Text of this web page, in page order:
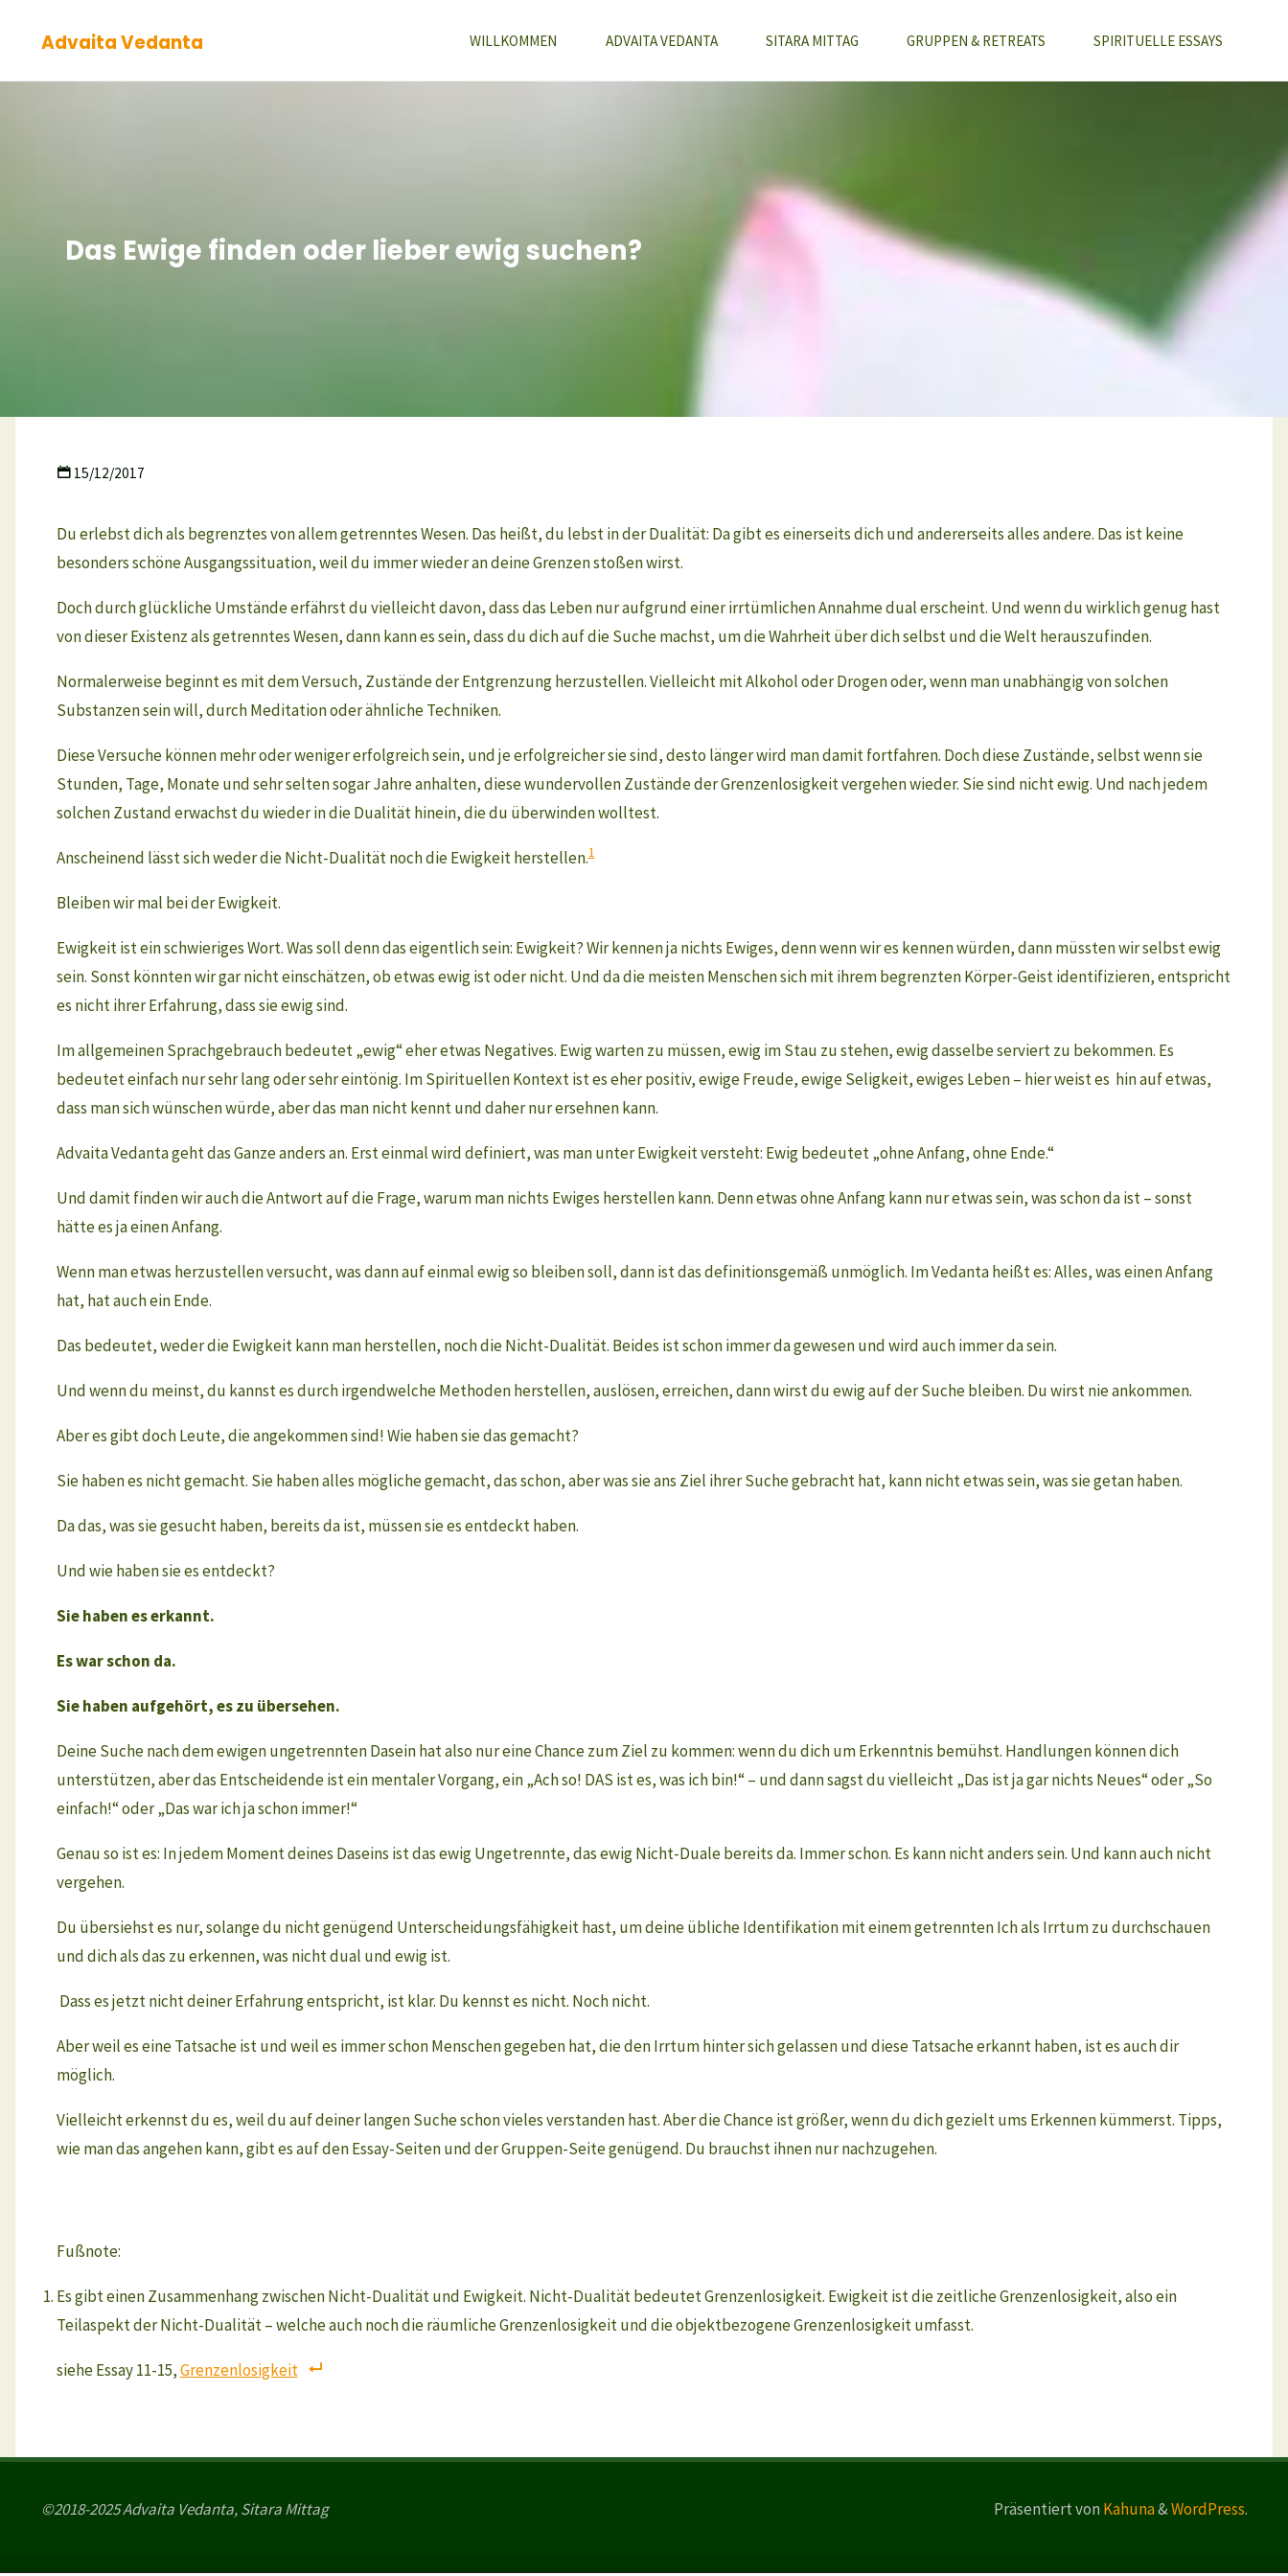
Advaita Vedanta WILLKOMMEN ADVAITA VEDANTA SITARA MITTAG GRUPPEN & RETREATS SPIRITUELLE ESSAYS
Das Ewige finden oder lieber ewig suchen?
15/12/2017
Du erlebst dich als begrenztes von allem getrenntes Wesen. Das heißt, du lebst in der Dualität: Da gibt es einerseits dich und andererseits alles andere. Das ist keine
besonders schöne Ausgangssituation, weil du immer wieder an deine Grenzen stoßen wirst.
Doch durch glückliche Umstände erfährst du vielleicht davon, dass das Leben nur aufgrund einer irrtümlichen Annahme dual erscheint. Und wenn du wirklich genug hast
von dieser Existenz als getrenntes Wesen, dann kann es sein, dass du dich auf die Suche machst, um die Wahrheit über dich selbst und die Welt herauszufinden.
Normalerweise beginnt es mit dem Versuch, Zustände der Entgrenzung herzustellen. Vielleicht mit Alkohol oder Drogen oder, wenn man unabhängig von solchen
Substanzen sein will, durch Meditation oder ähnliche Techniken.
Diese Versuche können mehr oder weniger erfolgreich sein, und je erfolgreicher sie sind, desto länger wird man damit fortfahren. Doch diese Zustände, selbst wenn sie
Stunden, Tage, Monate und sehr selten sogar Jahre anhalten, diese wundervollen Zustände der Grenzenlosigkeit vergehen wieder. Sie sind nicht ewig. Und nach jedem
solchen Zustand erwachst du wieder in die Dualität hinein, die du überwinden wolltest.
Anscheinend lässt sich weder die Nicht-Dualität noch die Ewigkeit herstellen.1
Bleiben wir mal bei der Ewigkeit.
Ewigkeit ist ein schwieriges Wort. Was soll denn das eigentlich sein: Ewigkeit? Wir kennen ja nichts Ewiges, denn wenn wir es kennen würden, dann müssten wir selbst ewig
sein. Sonst könnten wir gar nicht einschätzen, ob etwas ewig ist oder nicht. Und da die meisten Menschen sich mit ihrem begrenzten Körper-Geist identifizieren, entspricht
es nicht ihrer Erfahrung, dass sie ewig sind.
Im allgemeinen Sprachgebrauch bedeutet „ewig“ eher etwas Negatives. Ewig warten zu müssen, ewig im Stau zu stehen, ewig dasselbe serviert zu bekommen. Es
bedeutet einfach nur sehr lang oder sehr eintönig. Im Spirituellen Kontext ist es eher positiv, ewige Freude, ewige Seligkeit, ewiges Leben – hier weist es hin auf etwas,
dass man sich wünschen würde, aber das man nicht kennt und daher nur ersehnen kann.
Advaita Vedanta geht das Ganze anders an. Erst einmal wird definiert, was man unter Ewigkeit versteht: Ewig bedeutet „ohne Anfang, ohne Ende.“
Und damit finden wir auch die Antwort auf die Frage, warum man nichts Ewiges herstellen kann. Denn etwas ohne Anfang kann nur etwas sein, was schon da ist – sonst
hätte es ja einen Anfang.
Wenn man etwas herzustellen versucht, was dann auf einmal ewig so bleiben soll, dann ist das definitionsgemäß unmöglich. Im Vedanta heißt es: Alles, was einen Anfang
hat, hat auch ein Ende.
Das bedeutet, weder die Ewigkeit kann man herstellen, noch die Nicht-Dualität. Beides ist schon immer da gewesen und wird auch immer da sein.
Und wenn du meinst, du kannst es durch irgendwelche Methoden herstellen, auslösen, erreichen, dann wirst du ewig auf der Suche bleiben. Du wirst nie ankommen.
Aber es gibt doch Leute, die angekommen sind! Wie haben sie das gemacht?
Sie haben es nicht gemacht. Sie haben alles mögliche gemacht, das schon, aber was sie ans Ziel ihrer Suche gebracht hat, kann nicht etwas sein, was sie getan haben.
Da das, was sie gesucht haben, bereits da ist, müssen sie es entdeckt haben.
Und wie haben sie es entdeckt?
Sie haben es erkannt.
Es war schon da.
Sie haben aufgehört, es zu übersehen.
Deine Suche nach dem ewigen ungetrennten Dasein hat also nur eine Chance zum Ziel zu kommen: wenn du dich um Erkenntnis bemühst. Handlungen können dich
unterstützen, aber das Entscheidende ist ein mentaler Vorgang, ein „Ach so! DAS ist es, was ich bin!“ – und dann sagst du vielleicht „Das ist ja gar nichts Neues“ oder „So
einfach!“ oder „Das war ich ja schon immer!“
Genau so ist es: In jedem Moment deines Daseins ist das ewig Ungetrennte, das ewig Nicht-Duale bereits da. Immer schon. Es kann nicht anders sein. Und kann auch nicht
vergehen.
Du übersiehst es nur, solange du nicht genügend Unterscheidungsfähigkeit hast, um deine übliche Identifikation mit einem getrennten Ich als Irrtum zu durchschauen
und dich als das zu erkennen, was nicht dual und ewig ist.
Dass es jetzt nicht deiner Erfahrung entspricht, ist klar. Du kennst es nicht. Noch nicht.
Aber weil es eine Tatsache ist und weil es immer schon Menschen gegeben hat, die den Irrtum hinter sich gelassen und diese Tatsache erkannt haben, ist es auch dir
möglich.
Vielleicht erkennst du es, weil du auf deiner langen Suche schon vieles verstanden hast. Aber die Chance ist größer, wenn du dich gezielt ums Erkennen kümmerst. Tipps,
wie man das angehen kann, gibt es auf den Essay-Seiten und der Gruppen-Seite genügend. Du brauchst ihnen nur nachzugehen.
Fußnote:
Es gibt einen Zusammenhang zwischen Nicht-Dualität und Ewigkeit. Nicht-Dualität bedeutet Grenzenlosigkeit. Ewigkeit ist die zeitliche Grenzenlosigkeit, also ein
Teilaspekt der Nicht-Dualität – welche auch noch die räumliche Grenzenlosigkeit und die objektbezogene Grenzenlosigkeit umfasst.
siehe Essay 11-15,Grenzenlosigkeit
Präsentiert vonKahuna&WordPress.
©2018-2025 Advaita Vedanta, Sitara Mittag